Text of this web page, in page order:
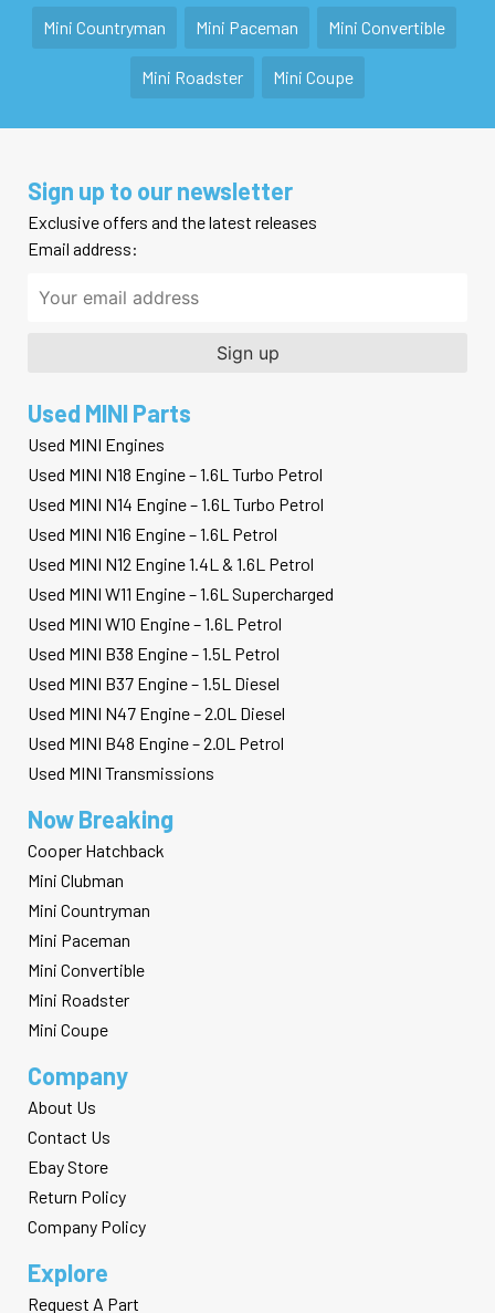
Mini Countryman Mini Paceman Mini Convertible
Mini Roadster Mini Coupe
Explore
Request A Part
Company
About Us
Contact Us
Ebay Store
Return Policy
Company Policy
Now Breaking
Cooper Hatchback
Mini Clubman
Mini Countryman
Mini Paceman
Mini Convertible
Mini Roadster
Mini Coupe
Used MINI Parts
Used MINI Engines
Used MINI N18 Engine – 1.6L Turbo Petrol
Used MINI N14 Engine – 1.6L Turbo Petrol
Used MINI N16 Engine – 1.6L Petrol
Used MINI N12 Engine 1.4L & 1.6L Petrol
Used MINI W11 Engine – 1.6L Supercharged
Used MINI W10 Engine – 1.6L Petrol
Used MINI B38 Engine – 1.5L Petrol
Used MINI B37 Engine – 1.5L Diesel
Used MINI N47 Engine – 2.0L Diesel
Used MINI B48 Engine – 2.0L Petrol
Used MINI Transmissions
Sign up to our newsletter
Exclusive offers and the latest releases
Email address: